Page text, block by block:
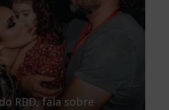
RBD, fala sobre